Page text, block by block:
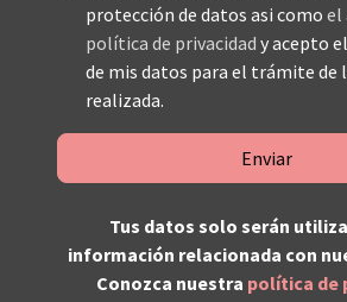
protección de datos asi como el
política de privacidad y acepto
de mis datos para el trámite de
realizada.
Enviar
Tus datos solo serán
información relacionada con
Conozca nuestra política de